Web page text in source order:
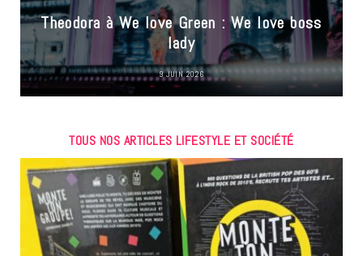
Theodora à We love Green : We love boss
lady
9 JUIN 2026
TOUS NOS ARTICLES LIFESTYLE ET SOCIÉTÉ